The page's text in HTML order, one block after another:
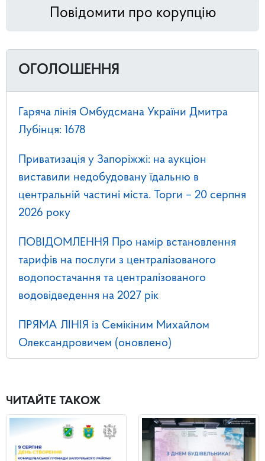
Повідомити про корупцію
ОГОЛОШЕННЯ
Гаряча лінія Омбудсмана України Дмитра
Лубінця: 1678
Приватизація у Запоріжжі: на аукціон
виставили недобудовану їдальню в
центральній частині міста. Торги – 20 серпня
2026 року
ПОВІДОМЛЕННЯ Про намір встановлення
тарифів на послуги з централізованого
водопостачання та централізованого
водовідведення на 2027 рік
ПРЯМА ЛІНІЯ із Семікіним Михайлом
Олександровичем (оновлено)
ЧИТАЙТЕ ТАКОЖ